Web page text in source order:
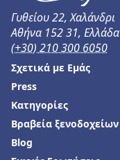
Γυθείου 22, Χαλάνδρι
Αθήνα 152 31, Ελλάδα
(+30) 210 300 6050
Σχετικά με Εμάς
Press
Κατηγορίες
Βραβεία ξενοδοχείων
Blog